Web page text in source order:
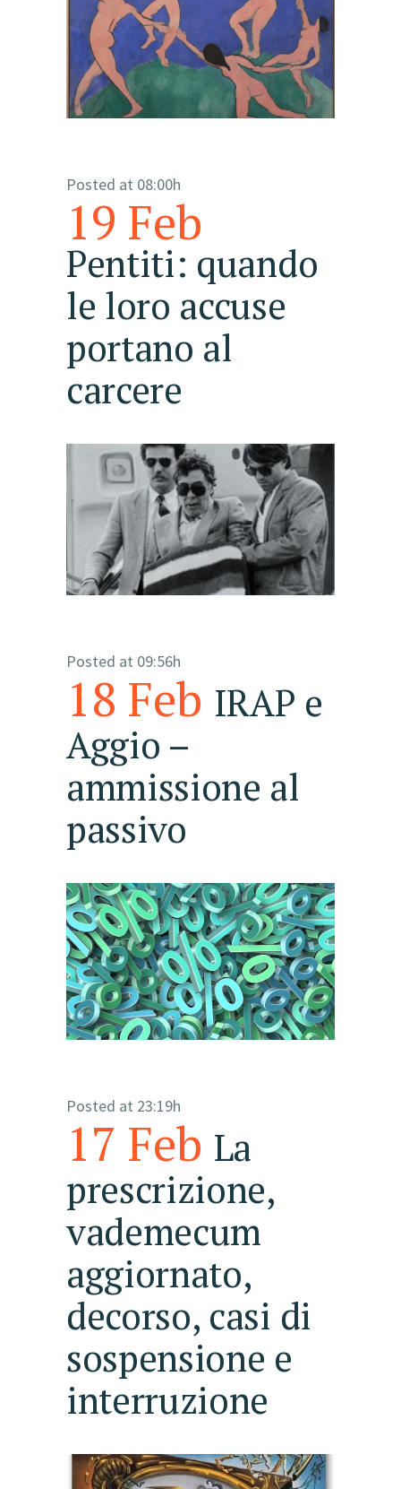
19 Feb
Pentiti: quando
le loro accuse
portano al
carcere
Posted at 08:00h
18 Feb IRAP e
Aggio –
ammissione al
passivo
Posted at 09:56h
17 Feb La
prescrizione,
vademecum
aggiornato,
decorso, casi di
sospensione e
interruzione
Posted at 23:19h